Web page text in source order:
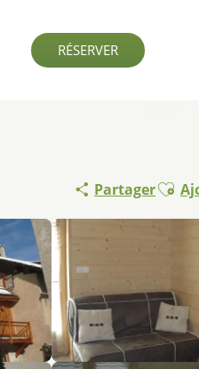
RÉSERVER
Partager